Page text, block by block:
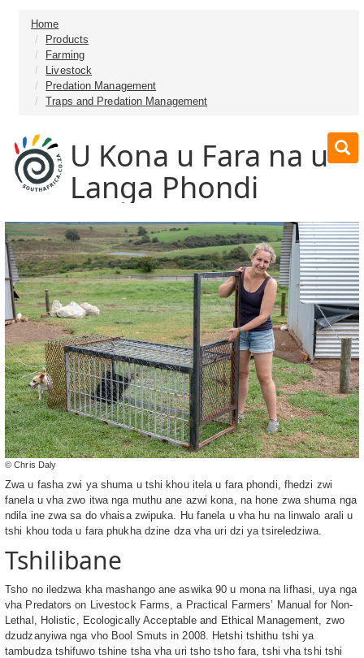
Home
Products
Farming
Livestock
Predation Management
Traps and Predation Management
U Kona u Fara na u
Langa Phondi
© Chris Daly
Zwa u fasha zwi ya shuma u tshi khou itela u fara phondi, fhedzi zwi
fanela u vha zwo itwa nga muthu ane azwi kona, na hone zwa shuma nga
ndila ine zwa sa do vhaisa zwipuka. Hu fanela u vha hu na linwalo arali u
tshi khou toda u fara phukha dzine dza vha uri dzi ya tsireledziwa.
Tshilibane
Tsho no iledzwa kha mashango ane aswika 90 u mona na lifhasi, uya nga
vha Predators on Livestock Farms, a Practical Farmers’ Manual for Non-
Lethal, Holistic, Ecologically Acceptable and Ethical Management, zwo
dzudzanyiwa nga vho Bool Smuts in 2008. Hetshi tshithu tshi ya
tambudza tshifuwo tshine tsha vha uri tsho tsho fara, tshi vha tshi tshi